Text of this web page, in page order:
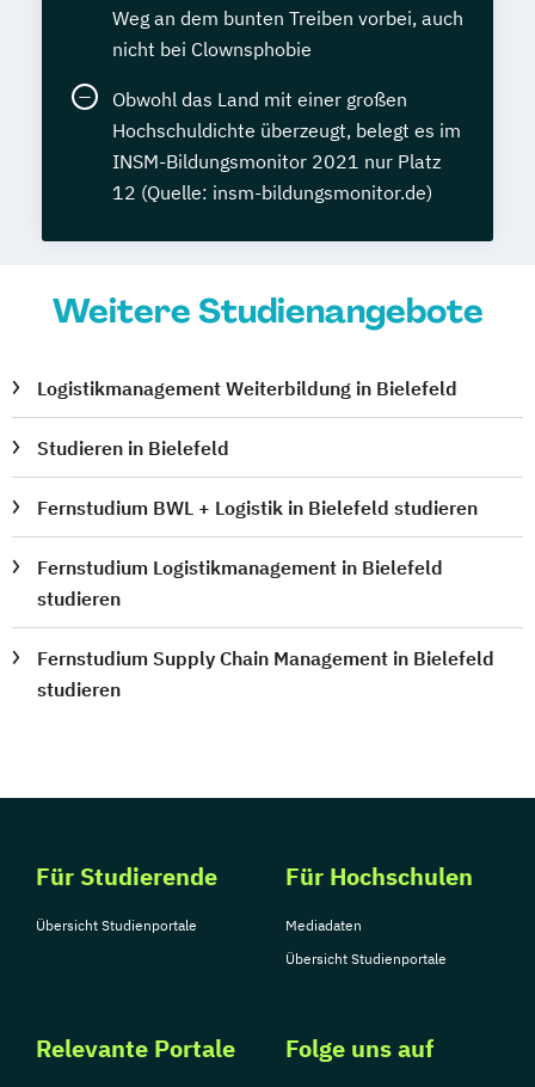
Weg an dem bunten Treiben vorbei, auch
nicht bei Clownsphobie
Obwohl das Land mit einer großen
Hochschuldichte überzeugt, belegt es im
INSM-Bildungsmonitor 2021 nur Platz
12 (Quelle: insm-bildungsmonitor.de)
Weitere Studienangebote
Logistikmanagement Weiterbildung in Bielefeld
Studieren in Bielefeld
Fernstudium BWL + Logistik in Bielefeld studieren
Fernstudium Logistikmanagement in Bielefeld
studieren
Fernstudium Supply Chain Management in Bielefeld
studieren
Für Studierende
Übersicht Studienportale
Für Hochschulen
Mediadaten
Übersicht Studienportale
Relevante Portale Folge uns auf